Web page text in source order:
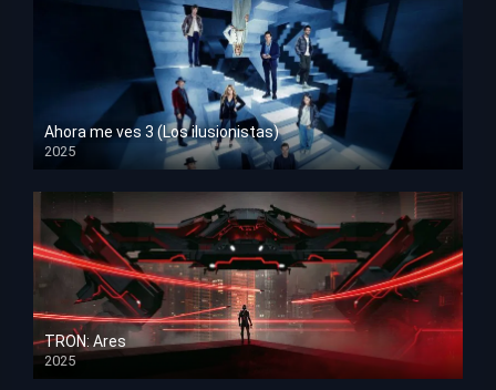
Ahora me ves 3 (Los ilusionistas)
2025
HD 1080p
TRON: Ares
2025
HD 1080p